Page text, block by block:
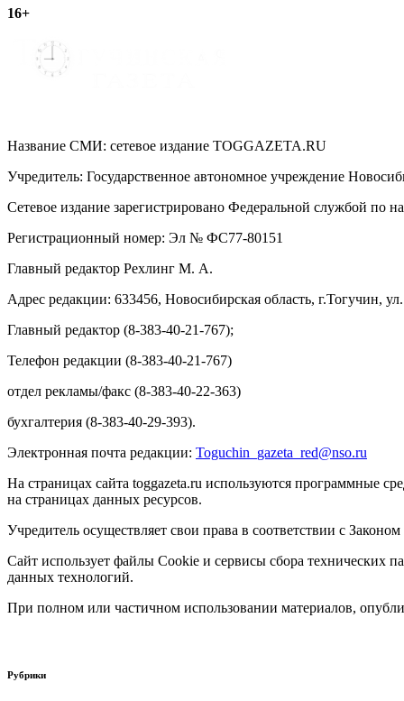
записям
16+
Название СМИ: cетевое издание TOGGAZETA.RU
Учредитель: Государственное автономное учреждение
Сетевое издание зарегистрировано Федеральной службой по
Регистрационный номер: Эл № ФС77-80151
Главный редактор Рехлинг М. А.
Адрес редакции: 633456, Новосибирская область, г.Тогучин,
Главный редактор (8-383-40-21-767);
Телефон редакции (8-383-40-21-767)
отдел рекламы/факс (8-383-40-22-363)
бухгалтерия (8-383-40-29-393).
Электронная почта редакции: Toguchin gazeta red@nso.ru
На страницах сайта toggazeta.ru используются программные
на страницах данных ресурсов.
Учредитель осуществляет свои права в соответствии с
Сайт использует файлы Cookie и сервисы сбора технических
данных технологий.
При полном или частичном использовании материалов,
Рубрики